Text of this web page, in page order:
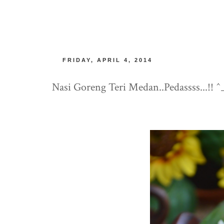
FRIDAY, APRIL 4, 2014
Nasi Goreng Teri Medan..Pedassss...!!